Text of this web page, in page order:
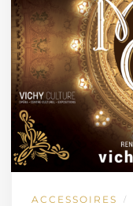
ACCESSOIRES /